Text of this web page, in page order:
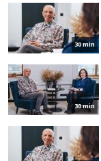
30 min
30 min